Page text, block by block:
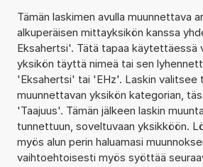
Tämän laskimen avulla muunnettava
alkuperäisen mittayksikön kanssa
Eksahertsi'. Tätä tapaa käytettäessä
yksikön täyttä nimeä tai sen
'Eksahertsi' tai 'EHz'. Laskin valitsee
muunnettavan yksikön kategorian,
'Taajuus'. Tämän jälkeen laskin
tunnettuun, soveltuvaan yksikköön.
myös alun perin haluamasi
vaihtoehtoisesti myös syöttää